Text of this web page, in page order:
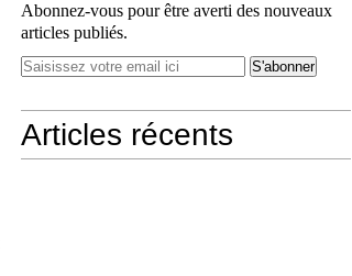
Abonnez-vous pour être averti des nouveaux
articles publiés.
Articles récents